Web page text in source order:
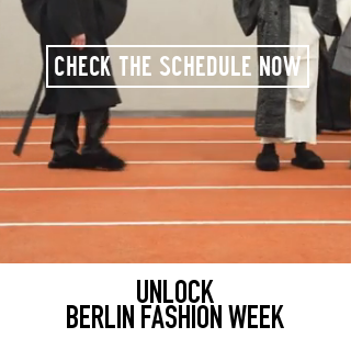
CHECK THE SCHEDULE NOW
UNLOCK
BERLIN FASHION WEEK